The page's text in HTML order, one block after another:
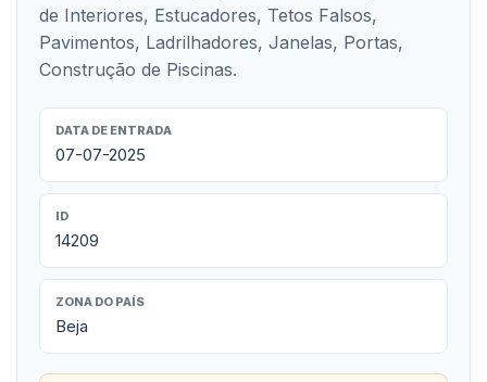
de Interiores, Estucadores, Tetos Falsos,
Pavimentos, Ladrilhadores, Janelas, Portas,
Construção de Piscinas.
DATA DE ENTRADA
07-07-2025
ID
14209
ZONA DO PAÍS
Beja